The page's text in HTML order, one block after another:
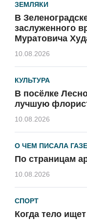
ЗЕМЛЯКИ
В
заслуженного
Муратовича
10.08.2026
КУЛЬТУРА
В посёлке
лучшую
10.08.2026
О ЧЕМ ПИСАЛА
По страницам
10.08.2026
СПОРТ
Когда тело